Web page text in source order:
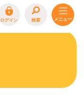
ログイン 検索